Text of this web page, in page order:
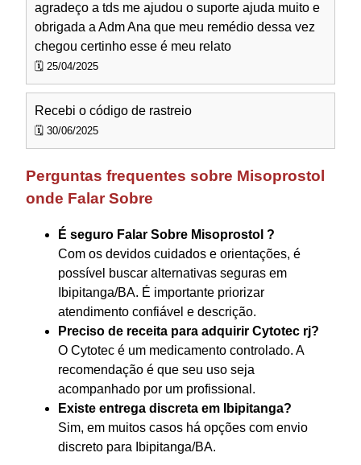
agradeço a tds me ajudou o suporte ajuda muito e
obrigada a Adm Ana que meu remédio dessa vez
chegou certinho esse é meu relato
🗓️ 25/04/2025
Recebi o código de rastreio
🗓️ 30/06/2025
Perguntas frequentes sobre Misoprostol
onde Falar Sobre
É seguro Falar Sobre Misoprostol ?
Com os devidos cuidados e orientações, é
possível buscar alternativas seguras em
Ibipitanga/BA. É importante priorizar
atendimento confiável e descrição.
Preciso de receita para adquirir Cytotec rj?
O Cytotec é um medicamento controlado. A
recomendação é que seu uso seja
acompanhado por um profissional.
Existe entrega discreta em Ibipitanga?
Sim, em muitos casos há opções com envio
discreto para Ibipitanga/BA.